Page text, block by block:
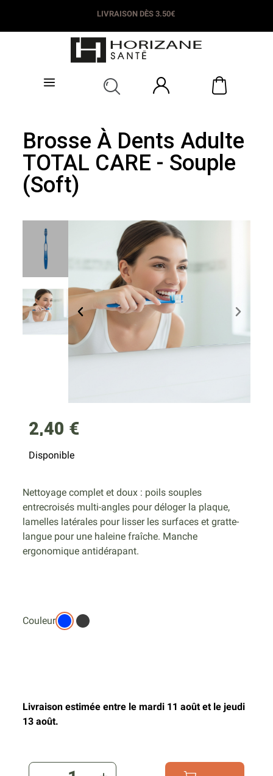
LIVRAISON DÈS 3.50€
Brosse À Dents Adulte
TOTAL CARE - Souple
(Soft)
2,40 €
Disponible
Nettoyage complet et doux : poils souples
entrecroisés multi-angles pour déloger la plaque,
lamelles latérales pour lisser les surfaces et gratte-
langue pour une haleine fraîche. Manche
ergonomique antidérapant.
Couleur
Livraison estimée entre le mardi 11 août et le jeudi
13 août.